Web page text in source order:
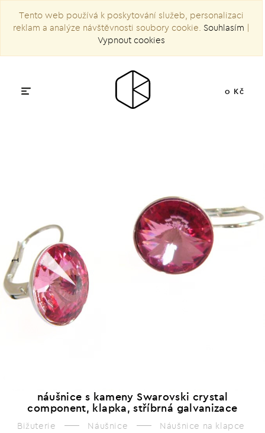
Tento web používá k poskytování služeb, personalizaci
reklam a analýze návštěvnosti soubory cookie. Souhlasím |
Vypnout cookies
0 Kč
1
náušnice s kameny Swarovski crystal
component, klapka, stříbrná galvanizace
Bižuterie Náušnice Náušnice na klapce